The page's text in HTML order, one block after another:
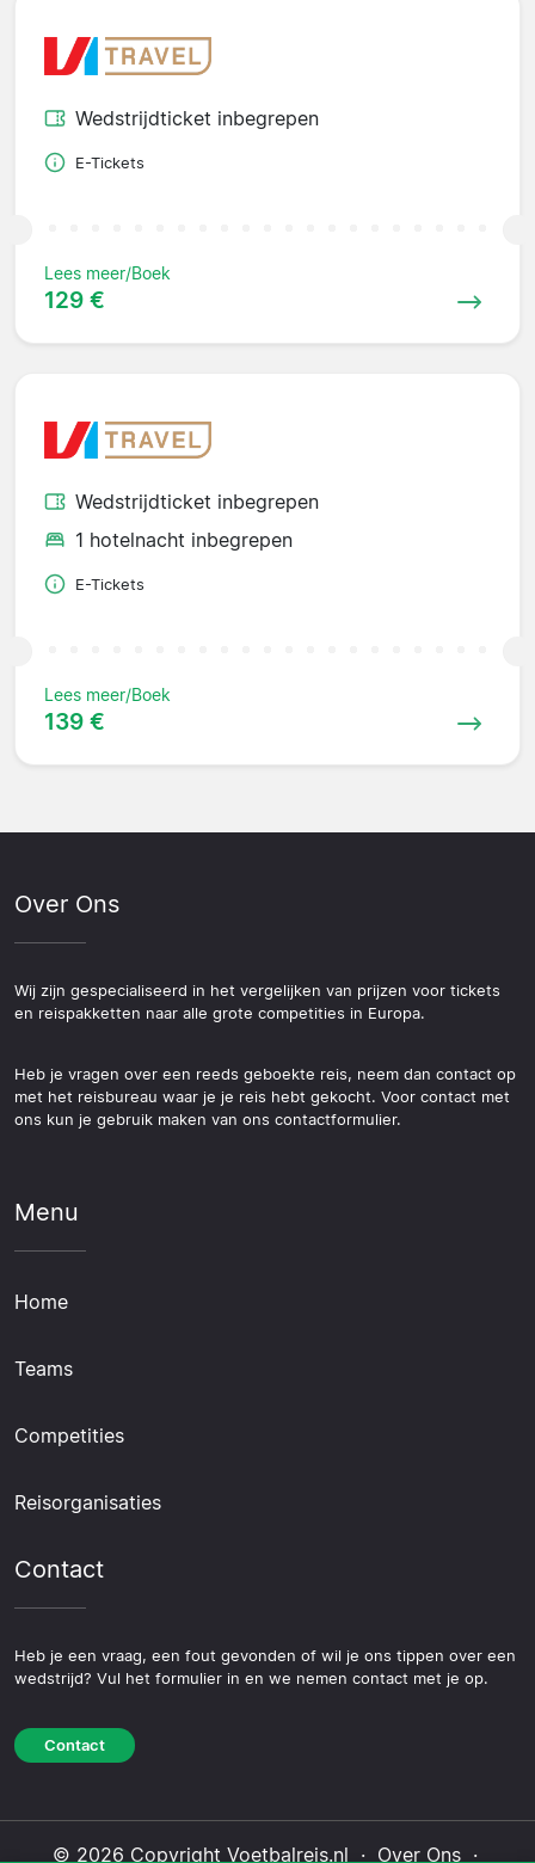
Wedstrijdticket inbegrepen
E-Tickets
Lees meer/Boek
129 €
Wedstrijdticket inbegrepen
1 hotelnacht inbegrepen
E-Tickets
Lees meer/Boek
139 €
Over Ons
Wij zijn gespecialiseerd in het vergelijken van prijzen voor tickets
en reispakketten naar alle grote competities in Europa.
Heb je vragen over een reeds geboekte reis, neem dan contact op
met het reisbureau waar je je reis hebt gekocht. Voor contact met
ons kun je gebruik maken van ons contactformulier.
Menu
Home
Teams
Competities
Reisorganisaties
Contact
Heb je een vraag, een fout gevonden of wil je ons tippen over een
wedstrijd? Vul het formulier in en we nemen contact met je op.
Contact
© 2026 Copyright Voetbalreis.nl · Over Ons·